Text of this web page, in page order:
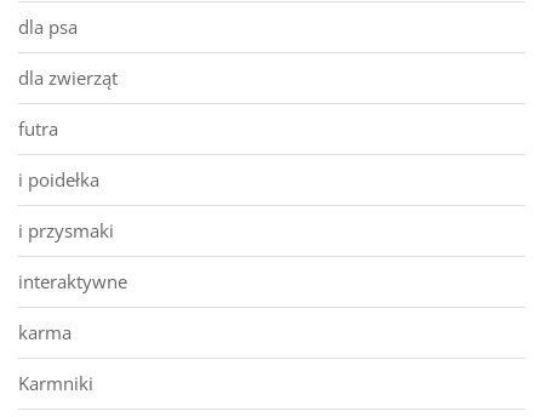
dla psa
dla zwierząt
futra
i poidełka
i przysmaki
interaktywne
karma
Karmniki